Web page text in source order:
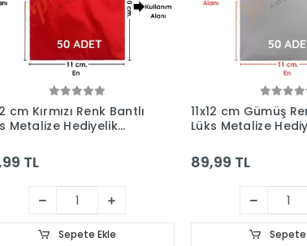
cm Kırmızı Renk Bantlı
Metalize Hediyelik
TL
Sepete Ekle
11x12 cm Gümüş
Lüks Metalize
89,99 TL
Sepete